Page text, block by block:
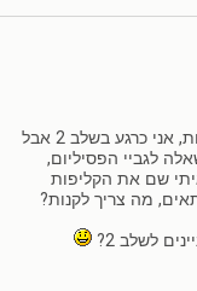
מתכון ניראה ממש כייפי חייבת לנסות, אני כרגע בשלב 2 אבל
לי שאלה לגביי הפסיליום,
שם את הקליפות
מה צריך לקנות?
לשלב 2?